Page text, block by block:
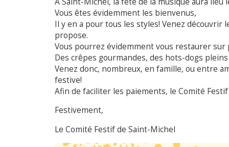
Vous êtes évidemment les bienvenus,
Il y en a pour tous les styles! Venez
propose.
Vous pourrez évidemment vous restaurer sur
Des crêpes gourmandes, des hots-dogs
Venez donc, nombreux, en famille, ou entre
festive!
Afin de faciliter les paiements, le Comité
Festivement,
Le Comité Festif de Saint-Michel